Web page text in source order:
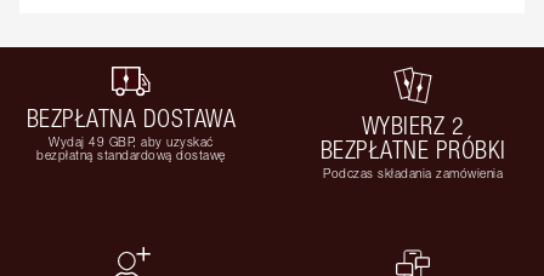
BEZPŁATNA DOSTAWA
Wydaj 49 GBP, aby uzyskać
bezpłatną standardową dostawę
WYBIERZ 2
BEZPŁATNE PRÓBKI
Podczas składania zamówienia